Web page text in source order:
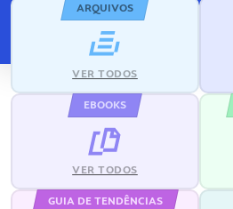
ARQUIVOS
VER TODOS
EBOOKS
VER TODOS
GUIA DE TENDÊNCIAS